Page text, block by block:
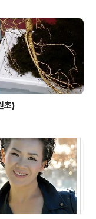
동
초)